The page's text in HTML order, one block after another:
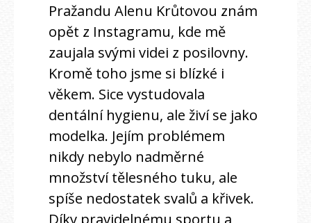
Pražandu Alenu Krůtovou znám
opět z Instagramu, kde mě
zaujala svými videi z posilovny.
Kromě toho jsme si blízké i
věkem. Sice vystudovala
dentální hygienu, ale živí se jako
modelka. Jejím problémem
nikdy nebylo nadměrné
množství tělesného tuku, ale
spíše nedostatek svalů a křivek.
Díky pravidelnému sportu a